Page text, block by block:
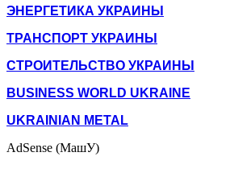
ЭНЕРГЕТИКА УКРАИНЫ
ТРАНСПОРТ УКРАИНЫ
СТРОИТЕЛЬСТВО УКРАИНЫ
BUSINESS WORLD UKRAINE
UKRAINIAN METAL
AdSense (МашУ)